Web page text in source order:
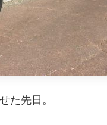
た先日。